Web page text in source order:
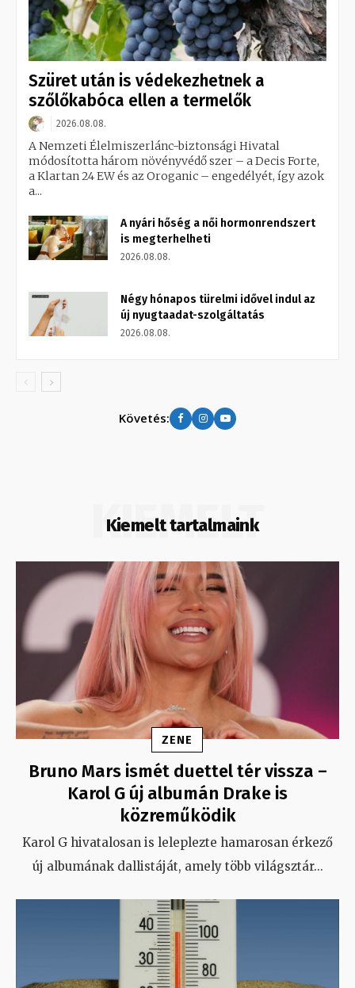
Szüret után is védekezhetnek a
szőlőkabóca ellen a termelők
2026.08.08.
A Nemzeti Élelmiszerlánc-biztonsági Hivatal
módosította három növényvédő szer – a Decis Forte,
a Klartan 24 EW és az Oroganic – engedélyét, így azok
a...
A nyári hőség a női hormonrendszert
is megterhelheti
2026.08.08.
Négy hónapos türelmi idővel indul az
új nyugtaadat-szolgáltatás
2026.08.08.
Követés:
Kiemelt tartalmaink
KIEMELT
ZENE
Bruno Mars ismét duettel tér vissza –
Karol G új albumán Drake is
közreműködik
Karol G hivatalosan is leleplezte hamarosan érkező
új albumának dallistáját, amely több világsztár...